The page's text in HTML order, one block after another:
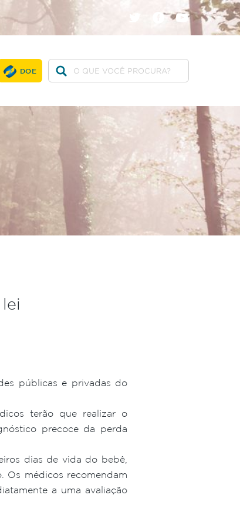
DOE
facebookyoutube
públicas e privadas do
terão que realizar o
precoce da perda
dias de vida do bebê,
Os médicos recomendam
a uma avaliação